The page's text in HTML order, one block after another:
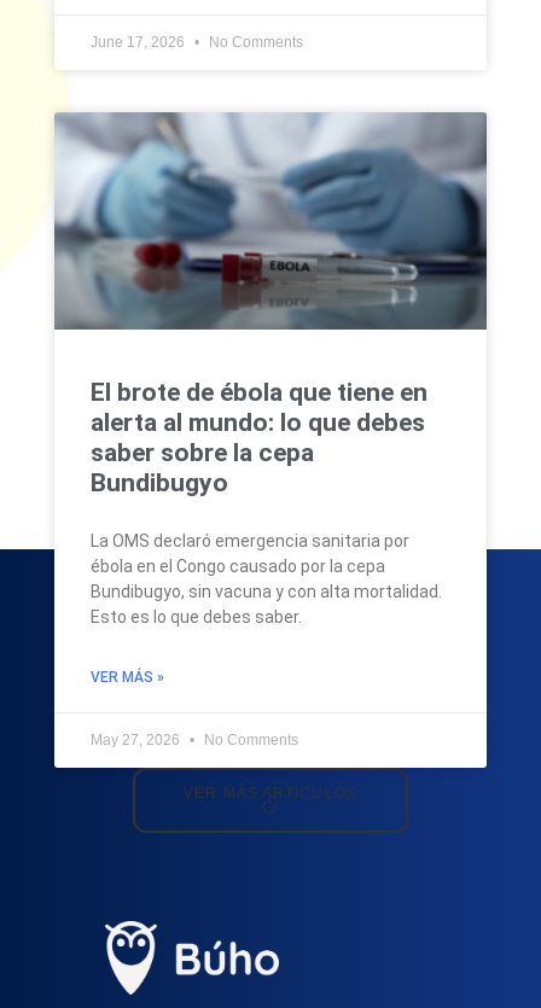
June 17, 2026 No Comments
El brote de ébola que tiene en
alerta al mundo: lo que debes
saber sobre la cepa
Bundibugyo
La OMS declaró emergencia sanitaria por
ébola en el Congo causado por la cepa
Bundibugyo, sin vacuna y con alta mortalidad.
Esto es lo que debes saber.
VER MÁS »
May 27, 2026 No Comments
VER MÁS ARTICULOS